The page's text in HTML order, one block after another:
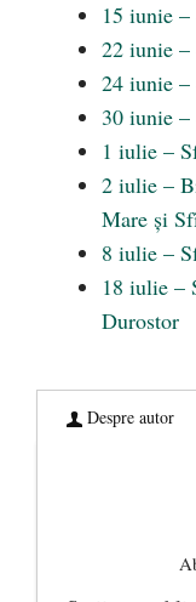
15 iunie
22 iunie
24 iunie –
30 iunie
1 iulie –
2 iulie –
Mare și
8 iulie –
18 iulie –
Durostor
Despre autor